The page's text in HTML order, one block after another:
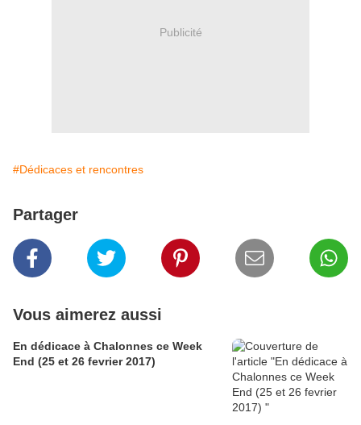
Publicité
#Dédicaces et rencontres
Partager
Vous aimerez aussi
En dédicace à Chalonnes ce Week
End (25 et 26 fevrier 2017)